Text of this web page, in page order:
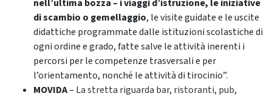
nell’ultima bozza – i viaggi d’istruzione, le iniziative
di scambio o gemellaggio, le visite guidate e le uscite
didattiche programmate dalle istituzioni scolastiche di
ogni ordine e grado, fatte salve le attività inerenti i
percorsi per le competenze trasversali e per
l’orientamento, nonché le attività di tirocinio”.
MOVIDA– La stretta riguarda bar, ristoranti, pub,